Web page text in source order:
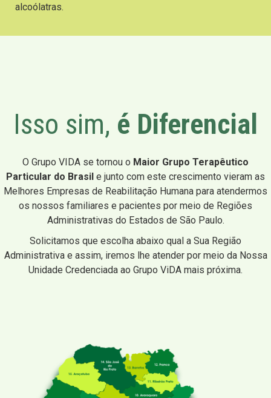
alcoólatras.
Isso sim, é Diferencial
O Grupo VIDA se tornou o Maior Grupo Terapêutico
Particular do Brasil e junto com este crescimento vieram as
Melhores Empresas de Reabilitação Humana para atendermos
os nossos familiares e pacientes por meio de Regiões
Administrativas do Estados de São Paulo.
Solicitamos que escolha abaixo qual a Sua Região
Administrativa e assim, iremos lhe atender por meio da Nossa
Unidade Credenciada ao Grupo ViDA mais próxima.